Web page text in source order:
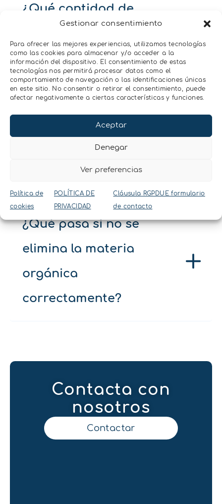
Gestionar consentimiento
Para ofrecer las mejores experiencias, utilizamos tecnologías
como las cookies para almacenar y/o acceder a la
información del dispositivo. El consentimiento de estas
tecnologías nos permitirá procesar datos como el
comportamiento de navegación o las identificaciones únicas
en este sitio. No consentir o retirar el consentimiento, puede
afectar negativamente a ciertas características y funciones.
Aceptar
Denegar
Ver preferencias
Política de
cookies
POLÍTICA DE
PRIVACIDAD
Cláusula RGPDUE formulario
de contacto
¿Qué cantidad de
necesito?
¿Cómo se rellena el
sedimentación
correctamente?
¿Qué pasa si no se
elimina la materia
orgánica
correctamente?
Contacta con
nosotros
Contactar